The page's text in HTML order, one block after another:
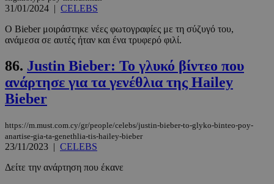
31/01/2024 | CELEBS
Ο Bieber μοιράστηκε νέες φωτογραφίες με τη σύζυγό του,
ανάμεσα σε αυτές ήταν και ένα τρυφερό φιλί.
86. Justin Bieber: Το γλυκό βίντεο που
ανάρτησε για τα γενέθλια της Hailey
Bieber
https://m.must.com.cy/gr/people/celebs/justin-bieber-to-glyko-binteo-poy-
anartise-gia-ta-genethlia-tis-hailey-bieber
23/11/2023 | CELEBS
Δείτε την ανάρτηση που έκανε
adserver.com